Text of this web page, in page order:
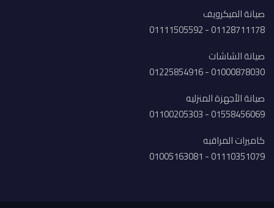
صيانة الميكرويف
01128711178 - 01111505592
صيانة الشاشات
01000878030 - 01225854916
صيانة الأجهزة المنزليه
01558456069 - 01100205303
كاميرات المراقبه
01110351079 - 01005163081